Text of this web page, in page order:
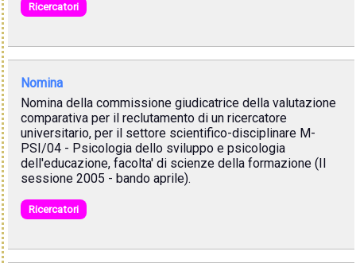
Ricercatori
Nomina
Nomina della commissione giudicatrice della valutazione
comparativa per il reclutamento di un ricercatore
universitario, per il settore scientifico-disciplinare M-
PSI/04 - Psicologia dello sviluppo e psicologia
dell'educazione, facolta' di scienze della formazione (II
sessione 2005 - bando aprile).
Ricercatori